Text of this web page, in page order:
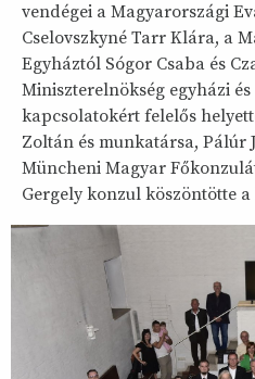
vendégei a Magyarországi
Cselovszkyné Tarr Klára, a
Egyháztól Sógor Csaba és
Miniszterelnökség egyházi
kapcsolatokért felelős
Zoltán és munkatársa, Pálúr
Müncheni Magyar
Gergely konzul köszöntötte